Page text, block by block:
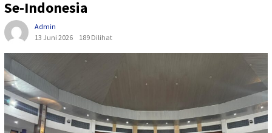
Se-Indonesia
Admin
13 Juni 2026
189 Dilihat